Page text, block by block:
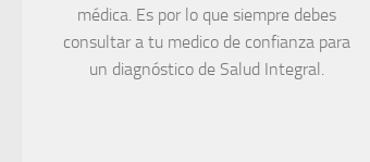
médica. Es por lo que siempre debes
consultar a tu medico de confianza para
un diagnóstico de Salud Integral.